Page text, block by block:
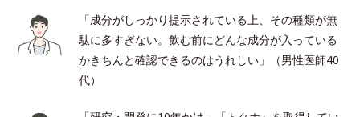
「成分がしっかり提示されている上、その種類が無
駄に多すぎない。飲む前にどんな成分が入っている
かきちんと確認できるのはうれしい」（男性医師40
代）